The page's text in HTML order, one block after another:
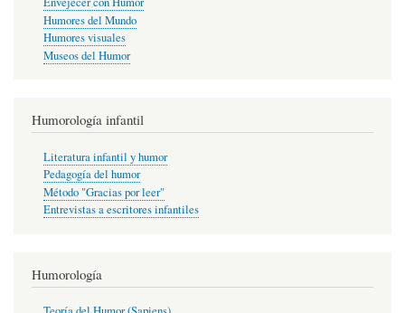
Humores del Mundo
Humores visuales
Museos del Humor
Humorología infantil
Literatura infantil y humor
Pedagogía del humor
Método "Gracias por leer"
Entrevistas a escritores infantiles
Humorología